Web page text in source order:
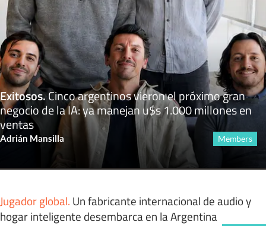
Exitosos.Cinco argentinos vieron el próximo gran
negocio de la IA: ya manejan u$s 1.000 millones en
ventas
Adrián Mansilla Members
Jugador global. Un fabricante internacional de audio y
hogar inteligente desembarca en la Argentina